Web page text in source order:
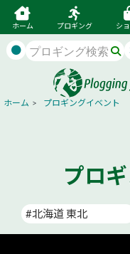
ホーム プロギング シ
●
ホーム > プロギングイベント
プロ
#北海道 東北